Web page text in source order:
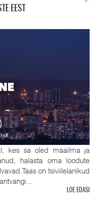
EEST
kes sa oled maailma ja
halasta oma loodute
on tsiviilelanikud
LOE EDASI